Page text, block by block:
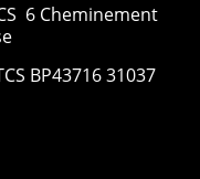
6 Cheminement
BP43716 31037